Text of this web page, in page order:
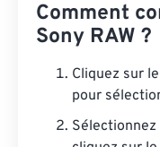
Comment
Sony RAW ?
Cliquez sur
pour